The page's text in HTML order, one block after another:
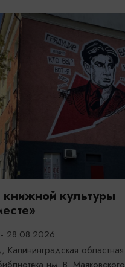
культуры
28.08.2026
Калининградская областная